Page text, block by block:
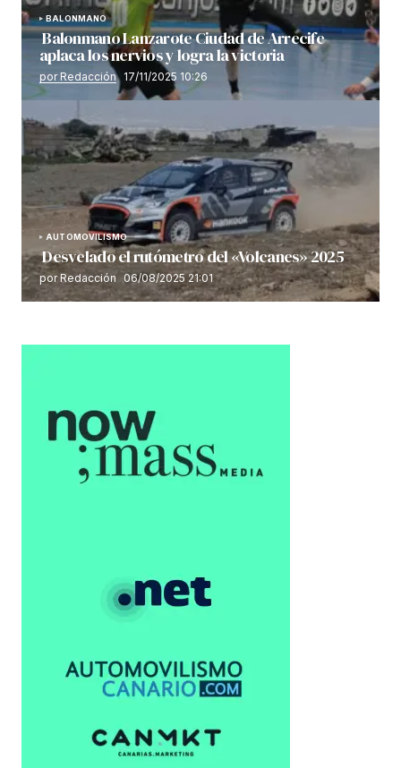
BALONMANO
Balonmano Lanzarote Ciudad de Arrecife
aplaca los nervios y logra la victoria
por Redacción 17/11/2025 10:26
AUTOMOVILISMO
Desvelado el rutómetro del «Volcanes» 2025
por Redacción 06/08/2025 21:01